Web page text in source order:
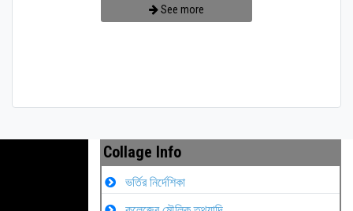
See more
Collage Info
ভর্তির নির্দেশিকা